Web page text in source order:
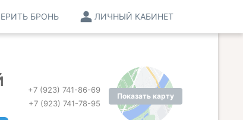
ЛИЧНЫЙ КАБИНЕТ
БРОНЬ
Показать карту
+7 (923) 741-86-69
+7 (923) 741-78-95